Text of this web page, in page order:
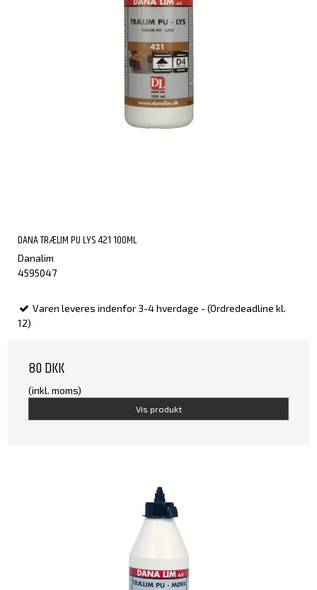
DANA TRÆLIM PU LYS 421 100ML
Danalim
4595047
Varen leveres indenfor 3-4 hverdage - (Ordredeadline kl.
12)
80 DKK
(inkl. moms)
Vis produkt